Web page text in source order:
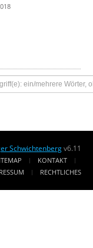
Schwichtenbergv6.11
KONTAKT
RECHTLICHES